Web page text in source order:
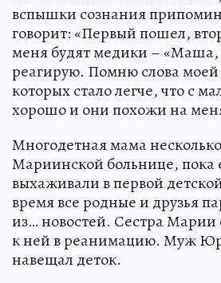
вспышки сознания
говорит: «Первый пошел,
меня будят медики –
реагирую. Помню слова моей
которых стало легче, что с
хорошо и они похожи на
Многодетная мама
Мариинской больнице, пока
выхаживали в первой
время все родные и друзья
из… новостей. Сестра Марии
к ней в реанимацию. Муж
навещал деток.